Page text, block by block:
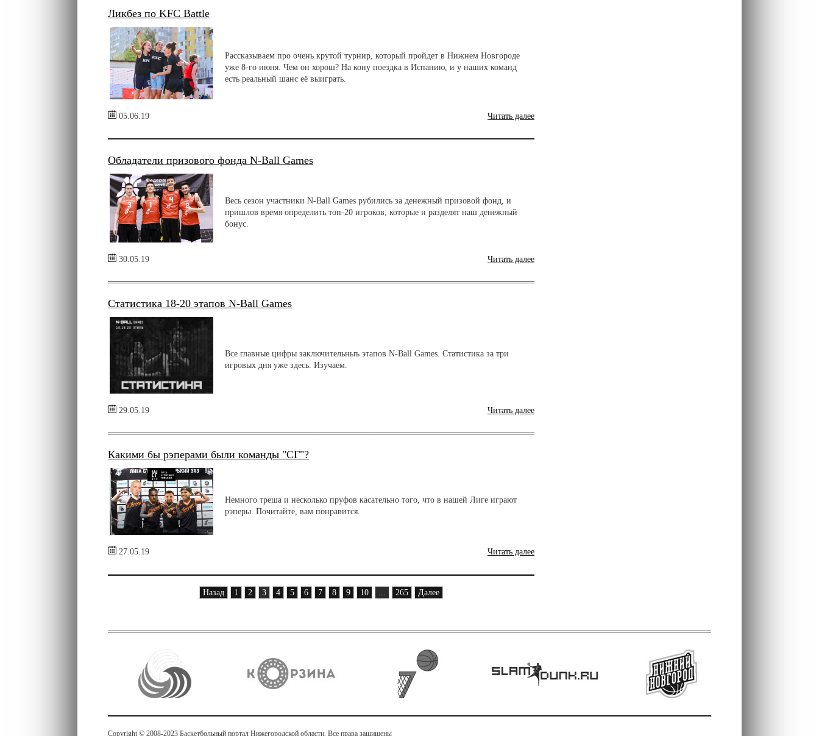
Ликбез по KFC Battle
Рассказываем про очень крутой турнир, который пройдет в Нижнем Новгороде
уже 8-го июня. Чем он хорош? На кону поездка в Испанию, и у наших команд
есть реальный шанс её выиграть.
05.06.19 Читать далее
Обладатели призового фонда N-Ball Games
Весь сезон участники N-Ball Games рубились за денежный призовой фонд, и
пришлов время определить топ-20 игроков, которые и разделят наш денежный
бонус.
30.05.19 Читать далее
Статистика 18-20 этапов N-Ball Games
Все главные цифры заключительныъ этапов N-Ball Games. Статистика за три
игровых дня уже здесь. Изучаем.
29.05.19 Читать далее
Какими бы рэперами были команды "СГ"?
Немного треша и несколько пруфов касательно того, что в нашей Лиге играют
рэперы. Почитайте, вам понравится.
27.05.19 Читать далее
Назад 1 2 3 4 5 6 7 8 9 10 ... 265 Далее
Copyright © 2008-2023 Баскетбольный портал Нижегородской области. Все права защищены